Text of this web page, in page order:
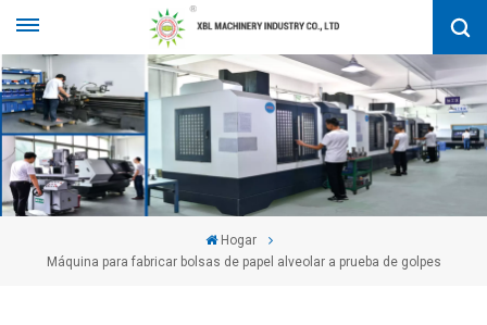
Hogar
Máquina para fabricar bolsas de papel alveolar a prueba de golpes